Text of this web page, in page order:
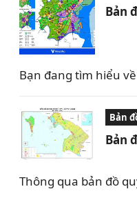
Bản
Bạn đang tìm hiểu
Bản
Bản
Thông qua bản đồ